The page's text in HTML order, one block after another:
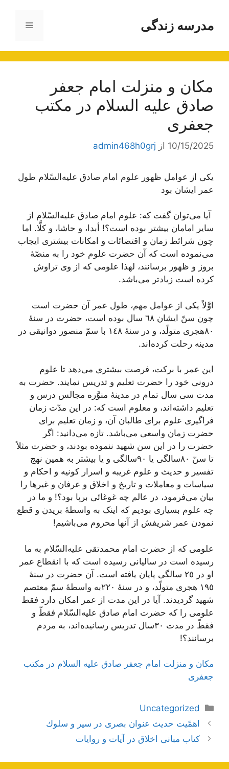
محتوامدرسه زندگی فهرست
مکان و منزلت امام جعفر
صادق علیه السلام در مکتب
جعفری
10/15/2025 از admin468h0grj
یکی‌ از عوامل‌ ظهور علوم‌ امام‌ صادق‌ علیه‌السّلام طول‌
عمر ایشان‌ بود
آیا می‌توان‌ گفت‌ که‌: علوم‌ امام‌ صادق‌ علیه‌السّلام از
سایر امامان‌ بیشتر بوده‌ است‌؟! أبدا، و حاشا، و کلَّا. اما
چون‌ شرائط‌ زمان‌ و اقتضائات‌ و امکانات‌ بیشتری‌ ایجاب‌
می‌نموده‌ است‌ که‌ آن‌ حضرت‌ علوم‌ خود را به‌ منصّۀ
بروز و ظهور برسانند، لهذا علومی‌ که‌ از وی‌ تراوش‌
کرده‌ است‌ زیادتر می‌باشد.
اوَّلاً یکی‌ از عوامل‌ مهم‌، طول‌ عمر آن‌ حضرت‌ است‌
چون‌ سنّ ایشان‌ ٦٨ سال‌ بوده‌ است‌، حضرت‌ در سنۀ
٨٠هجری‌ متولّد، و در سنۀ ١٤٨ با سمّ منصور دوانیقی‌ در
مدینه‌ رحلت‌ کرده‌اند.
این‌ عمر با برکت‌، فرصت‌ بیشتری‌ می‌دهد تا علوم‌
درونی‌ خود را حضرت‌ تعلیم‌ و تدریس‌ نمایند. حضرت‌ به‌
مدت‌ سی‌ سال‌ تمام‌ در مدینۀ منوَّره‌ مجالس‌ درس‌ و
تعلیم‌ داشته‌اند، و معلوم‌ است‌ که‌: در این‌ مدّت‌ زمان‌
فراگیری‌ علوم‌ برای‌ طالبان‌ آن‌، و زمان‌ تعلیم‌ برای‌
حضرت‌ زمان‌ واسعی‌ می‌باشد. تازه‌ می‌دانید: اگر
حضرت‌ را در این‌ سن‌ شهید ننموده‌ بودند، و حضرت‌ مثلاً
تا سنّ ٨٠سالگی‌ یا ٩٠سالگی‌ و یا بیشتر به‌ همین‌ نهج‌
تفسیر و حدیث‌ و علوم‌ غریبه‌ و اسرار کونیه‌ و احکام‌ و
سیاسات‌ و معاملات‌ و تاریخ‌ و اخلاق‌ و عرفان‌ و غیرها را
بیان‌ می‌فرمود، در عالم‌ چه‌ غوغائی‌ برپا بود؟! و ما در
چه‌ علوم‌ بسیاری‌ بودیم‌ که‌ اینک‌ به‌ واسطۀ بریدن‌ و قطع‌
نمودن‌ عمر شریفش‌ از آنها محروم‌ می‌باشیم‌!
علومی‌ که‌ از حضرت‌ امام‌ محمدتقی‌ علیه‌السّلام به‌ ما
رسیده‌ است‌ در سالیانی‌ رسیده‌ است‌ که‌ با انقطاع‌ عمر
او در ٢٥ سالگی‌ پایان‌ یافته‌ است‌. آن‌ حضرت‌ در سنۀ
١٩٥ هجری‌ متولّد، و در سنۀ ٢٢٠به‌ واسطۀ سمّ معتصم‌
شهید گردیدند. آیا در این‌ مدت‌ از عمر امکان‌ دارد فقط‌
علومی‌ را که‌ حضرت‌ امام‌ صادق‌ علیه‌السّلام فقطّ و
فقطّ در مدت‌ ٣٠سال‌ تدریس‌ رسانیده‌اند، به‌ مردم‌
برسانند؟!
مکان و منزلت امام جعفر صادق علیه السلام در مکتب
جعفری
دسته‌ها
Uncategorized
ناوبری
نوشته‌ها
اهمّیت حدیث عنوان بصرى در سیر و سلوك
کتاب مبانی اخلاق در آیات و روایات